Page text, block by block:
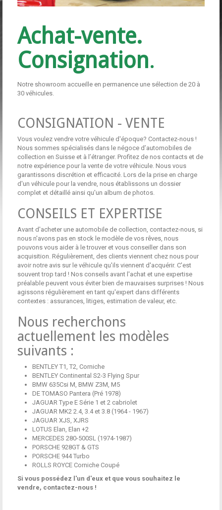
Achat-vente.
Consignation.
Notre showroom accueille en permanence une sélection de 20 à
30 véhicules.
CONSIGNATION - VENTE
Vous voulez vendre votre véhicule d'époque? Contactez-nous !
Nous sommes spécialisés dans le négoce d’automobiles de
collection en Suisse et à l’étranger. Profitez de nos contacts et de
notre expérience pour la vente de votre véhicule. Nous vous
garantissons discrétion et efficacité. Lors de la prise en charge
d'un véhicule pour la vendre, nous établissons un dossier
complet et détaillé ainsi qu'un album de photos.
CONSEILS ET EXPERTISE
Avant d'acheter une automobile de collection, contactez-nous, si
nous n'avons pas en stock le modèle de vos rêves, nous
pouvons vous aider à le trouver et vous conseiller dans son
acquisition. Régulièrement, des clients viennent chez nous pour
avoir notre avis sur le véhicule qu'ils viennent d'acquérir. C'est
souvent trop tard ! Nos conseils avant l'achat et une expertise
préalable peuvent vous éviter bien de mauvaises surprises ! Nous
agissons régulièrement en tant qu'expert dans différents
contextes : assurances, litiges, estimation de valeur, etc.
Nous recherchons
actuellement les modèles
suivants :
BENTLEY T1, T2, Corniche
BENTLEY Continental S2-3 Flying Spur
BMW 635Csi M, BMW Z3M, M5
DE TOMASO Pantera (Pré 1978)
JAGUAR Type E Série 1 et 2 cabriolet
JAGUAR MK2 2.4, 3.4 et 3.8 (1964 - 1967)
JAGUAR XJS, XJRS
LOTUS Elan, Elan +2
MERCEDES 280-500SL (1974-1987)
PORSCHE 928GT & GTS
PORSCHE 944 Turbo
ROLLS ROYCE Corniche Coupé
Si vous possédez l'un d'eux et que vous souhaitez le
vendre, contactez-nous !